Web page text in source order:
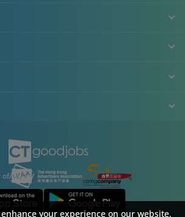
of
your experience on our website.